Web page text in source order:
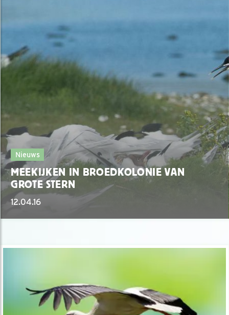
Nieuws
MEEKIJKEN IN BROEDKOLONIE VAN
GROTE STERN
12.04.16